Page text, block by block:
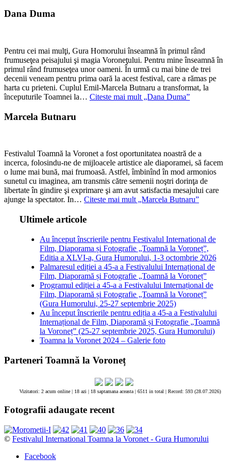
Dana Duma
Pentru cei mai mulţi, Gura Homorului înseamnă în primul rând
frumuseţea peisajului şi magia Voroneţului. Pentru mine înseamnă în
primul rând frumuseţea unor oameni. În urmă cu mai bine de trei
decenii veneam pentru prima oară la acest festival, care a rămas pe
harta cu prieteni. Cuplul Emil-Marcela Butnaru a transformat, la
începuturile Toamnei la… Citeste mai mult „Dana Duma”
Marcela Butnaru
Festivalul Toamnă la Voronet a fost oportunitatea noastră de a
incerca, folosindu-ne de mijloacele artistice ale diaporamei, să facem
o lume mai bună, mai frumoasă. Astfel, îmbinînd în mod armonios
sunetul cu imaginea, am transmis către semenii noştri dorinţa de
libertate în gindire şi exprimare şi am avut satisfactia mesajului care
ajunge la spectator. In… Citeste mai mult „Marcela Butnaru”
Ultimele articole
Au început înscrierile pentru Festivalul International de
Film, Diaporama și Fotografie „Toamnă la Voroneț”,
Editia a XLVI-a, Gura Humorului, 1-3 octombrie 2026
Palmaresul ediției a 45-a a Festivalului Internațional de
Film, Diaporamă și Fotografie „Toamnă la Voroneț”
Programul ediției a 45-a a Festivalului Internațional de
Film, Diaporamă și Fotografie „Toamnă la Voroneț”
(Gura Humorului, 25-27 septembrie 2025)
Au început înscrierile pentru ediția a 45-a a Festivalului
Internațional de Film, Diaporamă și Fotografie „Toamnă
la Voroneț” (25-27 septembrie 2025, Gura Humorului)
Toamna la Voronet 2024 – Galerie foto
Parteneri Toamnă la Voroneț
Vizitatori: 2 acum online | 18 azi | 18 saptamana aceasta | 6511 in total | Record: 593 (28.07.2026)
Fotografii adaugate recent
© Festivalul International Toamna la Voronet - Gura Humorului
Facebook